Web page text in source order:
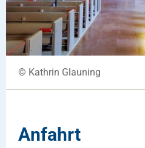
© Kathrin Glauning
Anfahrt